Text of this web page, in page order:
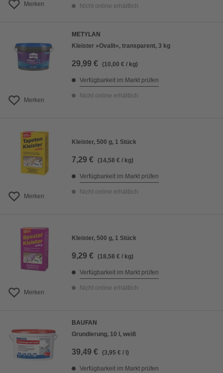
Merken Nicht online erhältlich
Merken
METYLAN
Kleister »Ovalit«, transparent, 3 kg
29,99 € (10,00 € / kg)
Verfügbarkeit im Markt prüfen
Nicht online erhältlich
Merken
Kleister, 500 g, 1 Stück
7,29 € (14,58 € / kg)
Verfügbarkeit im Markt prüfen
Nicht online erhältlich
Merken
Kleister, 500 g, 1 Stück
9,29 € (18,58 € / kg)
Verfügbarkeit im Markt prüfen
Nicht online erhältlich
BAUFAN
Grundierung, 10 l, weiß
39,49 € (3,95 € / l)
Verfügbarkeit im Markt prüfen